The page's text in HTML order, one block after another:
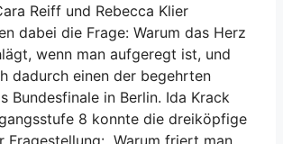
Reiff und Rebecca Klier
dabei die Frage: Warum das Herz
wenn man aufgeregt ist, und
dadurch einen der begehrten
Bundesfinale in Berlin. Ida Krack
8 konnte die dreiköpfige